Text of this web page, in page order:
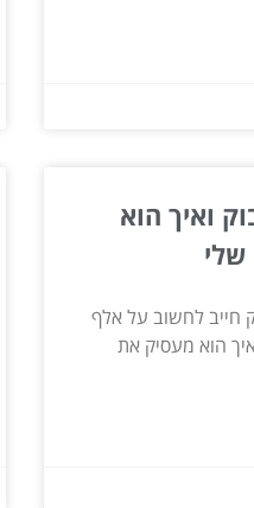
ואיך הוא
שלי
חייב לחשוב על אלף
הוא מעסיק את